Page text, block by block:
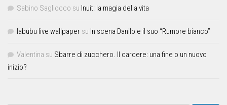
Sabino Sagliocco su Inuit: la magia della vita
labubu live wallpaper su In scena Danilo e il suo “Rumore bianco”
Valentina su Sbarre di zucchero. Il carcere: una fine o un nuovo
inizio?